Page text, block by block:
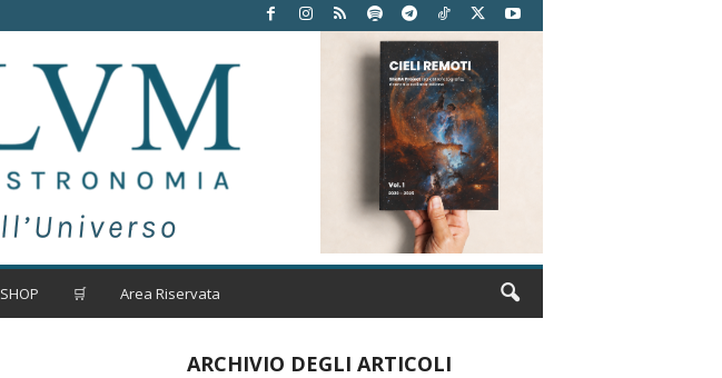
SHOP 🛒 Area Riservata
ARCHIVIO DEGLI ARTICOLI